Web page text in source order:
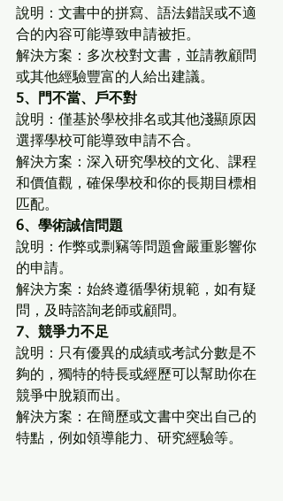
說明：文書中的拼寫、語法錯誤或不適
合的內容可能導致申請被拒。
解決方案：多次校對文書，並請教顧問
或其他經驗豐富的人給出建議。
5、門不當、戶不對
說明：僅基於學校排名或其他淺顯原因
選擇學校可能導致申請不合。
解決方案：深入研究學校的文化、課程
和價值觀，確保學校和你的長期目標相
匹配。
6、學術誠信問題
說明：作弊或剽竊等問題會嚴重影響你
的申請。
解決方案：始終遵循學術規範，如有疑
問，及時諮詢老師或顧問。
7、競爭力不足
說明：只有優異的成績或考試分數是不
夠的，獨特的特長或經歷可以幫助你在
競爭中脫穎而出。
解決方案：在簡歷或文書中突出自己的
特點，例如領導能力、研究經驗等。